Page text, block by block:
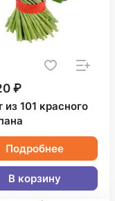
₽
из 101 красного
Подробнее
В корзину